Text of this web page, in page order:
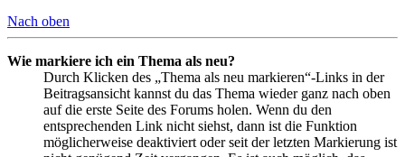
Nach oben
Wie markiere ich ein Thema als neu?
Durch Klicken des „Thema als neu markieren“-Links in der
Beitragsansicht kannst du das Thema wieder ganz nach oben
auf die erste Seite des Forums holen. Wenn du den
entsprechenden Link nicht siehst, dann ist die Funktion
möglicherweise deaktiviert oder seit der letzten Markierung ist